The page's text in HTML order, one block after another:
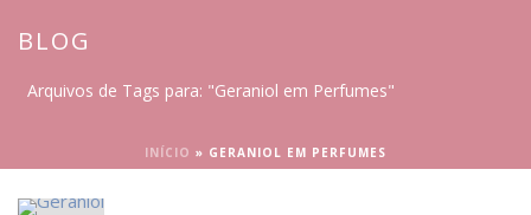
BLOG
Arquivos de Tags para: "Geraniol em Perfumes"
INÍCIO » GERANIOL EM PERFUMES